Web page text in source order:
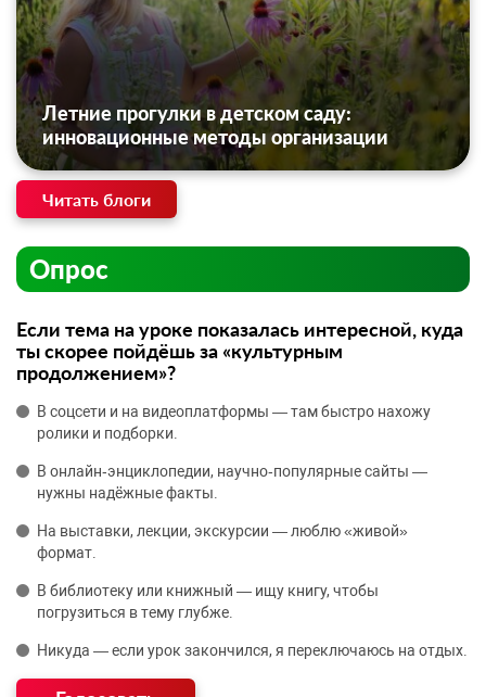
Летние прогулки в детском саду:
инновационные методы организации
Читать блоги
Опрос
Если тема на уроке показалась интересной, куда
ты скорее пойдёшь за «культурным
продолжением»?
В соцсети и на видеоплатформы — там быстро нахожу
ролики и подборки.
В онлайн‑энциклопедии, научно‑популярные сайты —
нужны надёжные факты.
На выставки, лекции, экскурсии — люблю «живой»
формат.
В библиотеку или книжный — ищу книгу, чтобы
погрузиться в тему глубже.
Никуда — если урок закончился, я переключаюсь на отдых.